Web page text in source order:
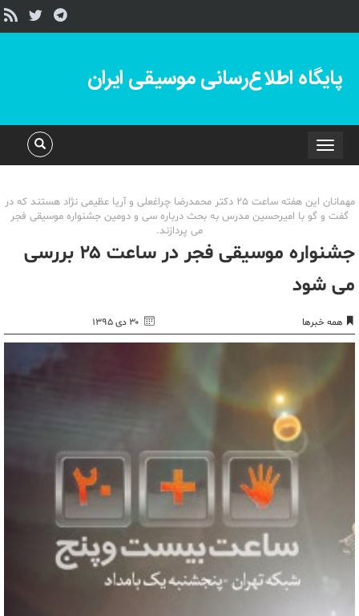
پایگاه اطلاع‌رسانی موسیقی ایران
Toggle
navigation
مهمانان این هفته ساعت ۲۵ دکتر محمدرضا چراغعلی و آریا عظیمی نژاد هستند که در
گفت و گو با امیرحسین مدرس به بحث درباره سی و دومین جشنواره موسیقی فجر
می پردازند.
جشنواره موسیقی فجر در ساعت ۲۵ بررسی
می شود
همه خبرها ۳۰ دی ۱۳۹۵